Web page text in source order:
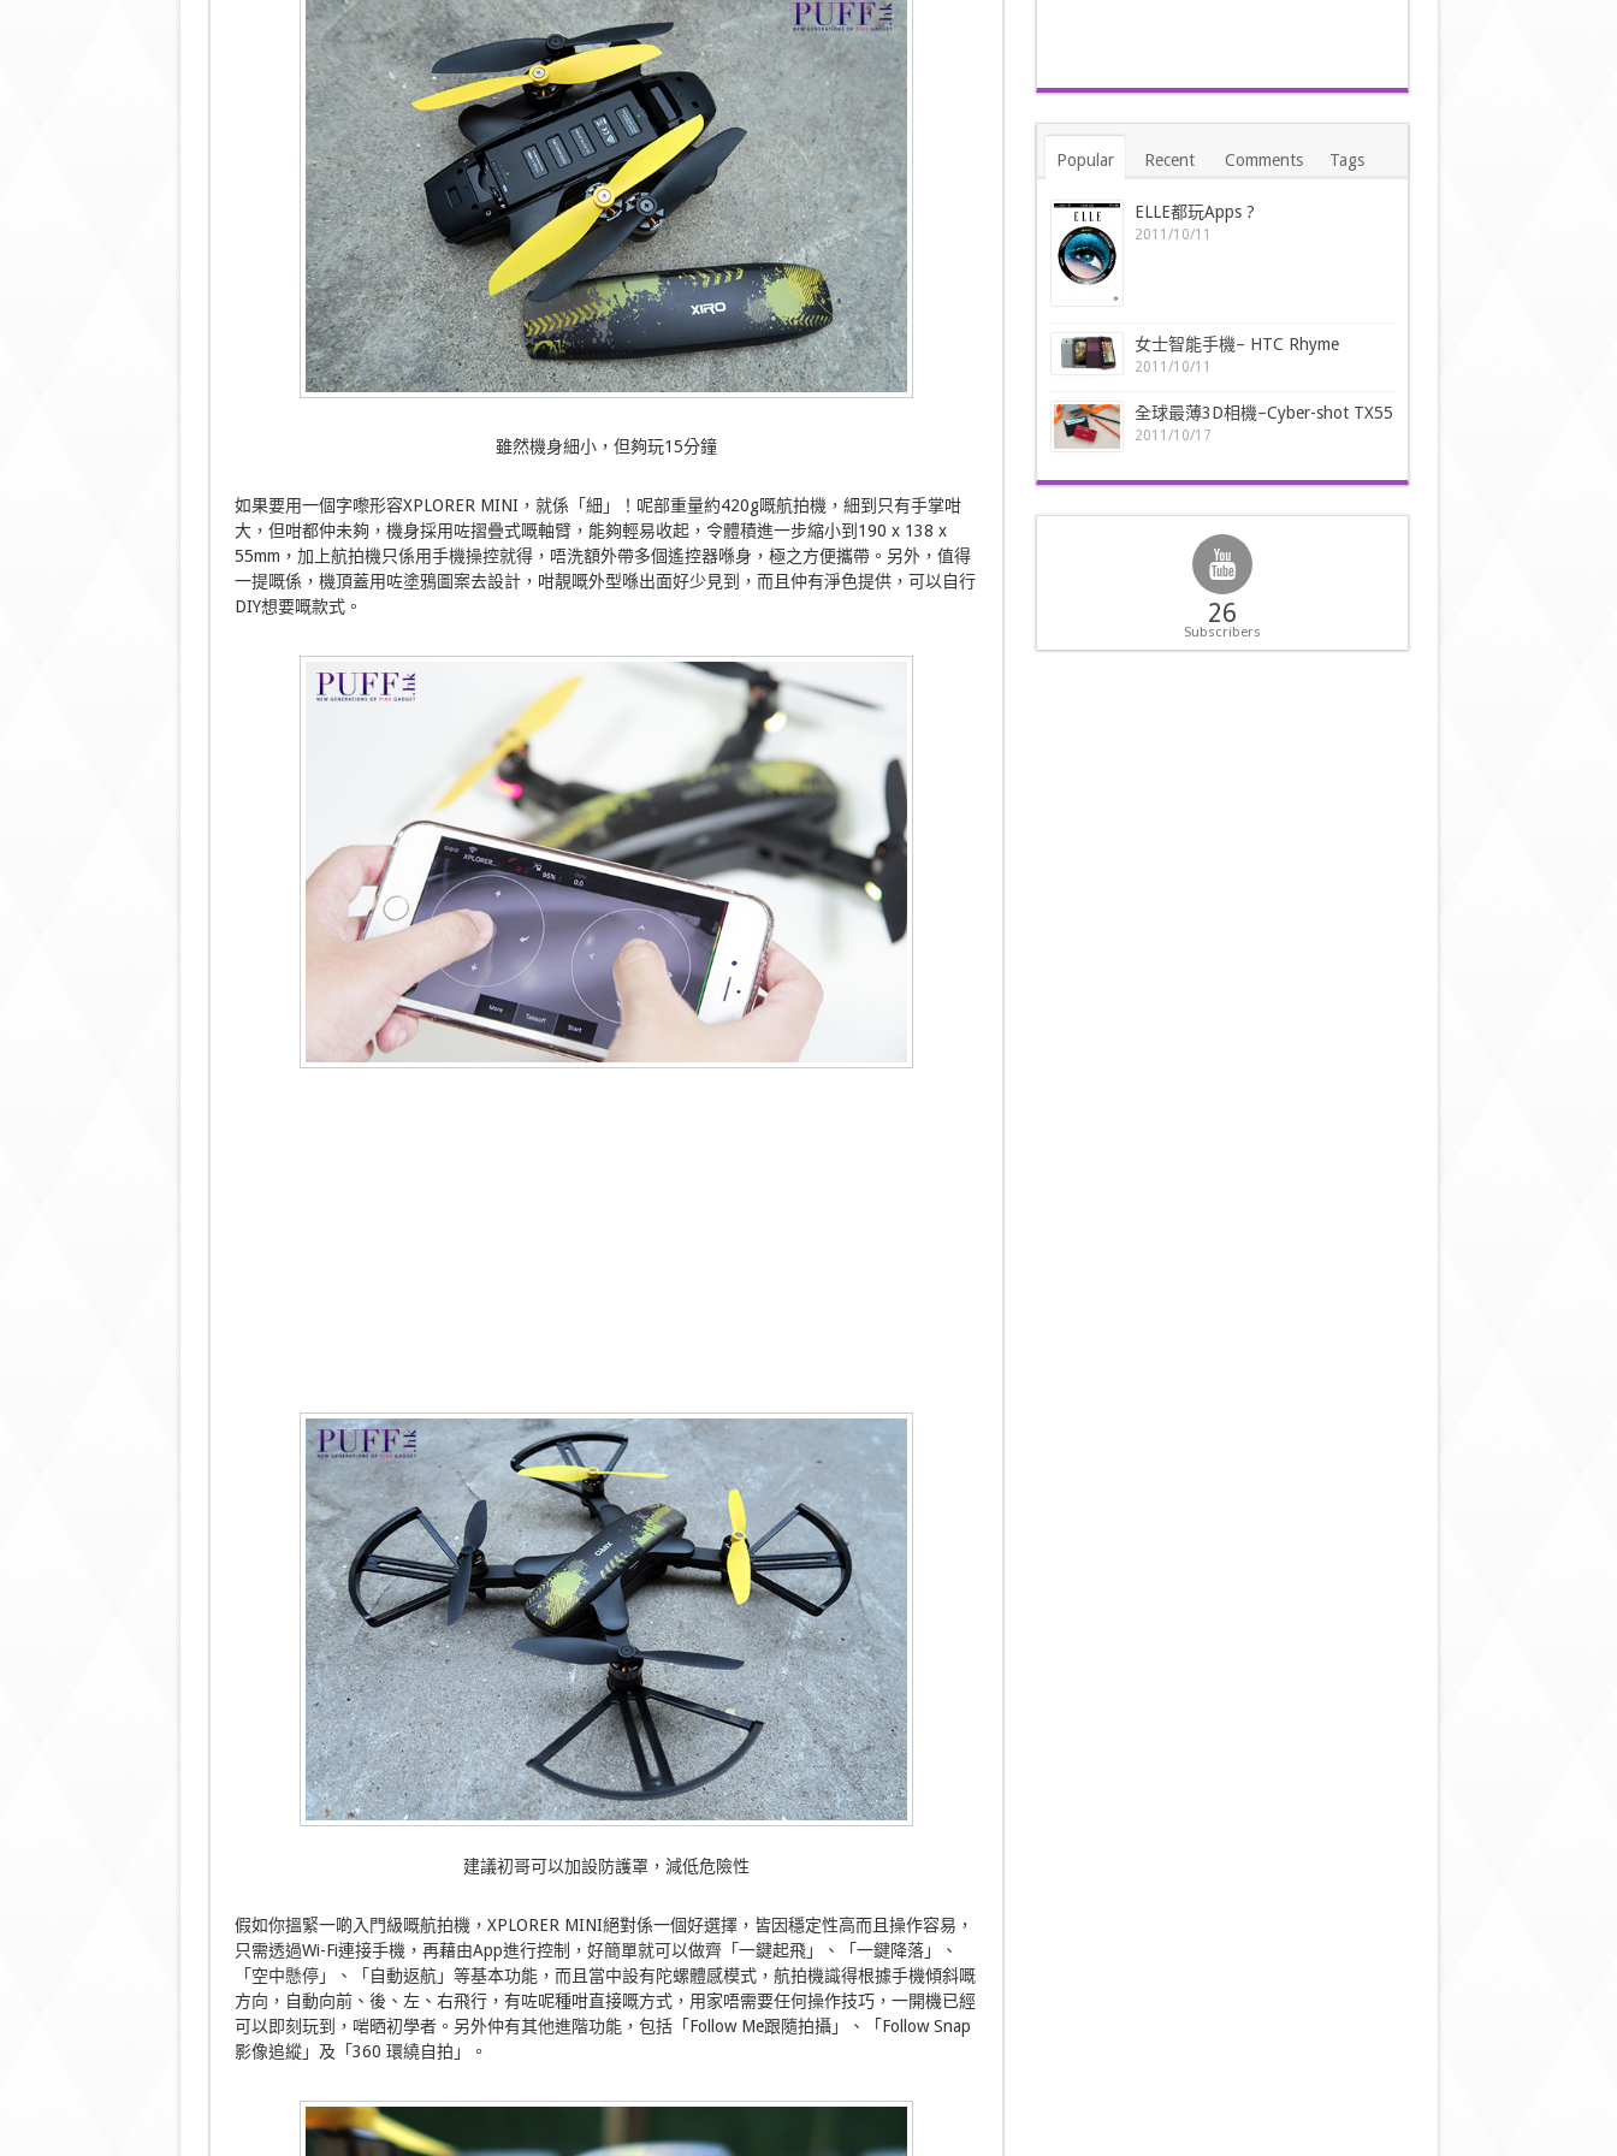
雖然機身細小，但夠玩15分鐘
如果要用一個字嚟形容XPLORER MINI，就係「細」！呢部重量約420g嘅航拍機，細到只有手掌咁
大，但咁都仲未夠，機身採用咗摺疊式嘅軸臂，能夠輕易收起，令體積進一步縮小到190 x 138 x
55mm，加上航拍機只係用手機操控就得，唔洗額外帶多個遙控器喺身，極之方便攜帶。另外，值得
一提嘅係，機頂蓋用咗塗鴉圖案去設計，咁靚嘅外型喺出面好少見到，而且仲有淨色提供，可以自行
DIY想要嘅款式。
建議初哥可以加設防護罩，減低危險性
假如你搵緊一啲入門級嘅航拍機，XPLORER MINI絕對係一個好選擇，皆因穩定性高而且操作容易，
只需透過Wi-Fi連接手機，再藉由App進行控制，好簡單就可以做齊「一鍵起飛」、「一鍵降落」、
「空中懸停」、「自動返航」等基本功能，而且當中設有陀螺體感模式，航拍機識得根據手機傾斜嘅
方向，自動向前、後、左、右飛行，有咗呢種咁直接嘅方式，用家唔需要任何操作技巧，一開機已經
可以即刻玩到，啱晒初學者。另外仲有其他進階功能，包括「Follow Me跟隨拍攝」、「Follow Snap
影像追縱」及「360 環繞自拍」。
Popular Recent Comments Tags
ELLE都玩Apps ?
2011/10/11
女士智能手機– HTC Rhyme
2011/10/11
全球最薄3D相機–Cyber-shot TX55
2011/10/17
26
Subscribers